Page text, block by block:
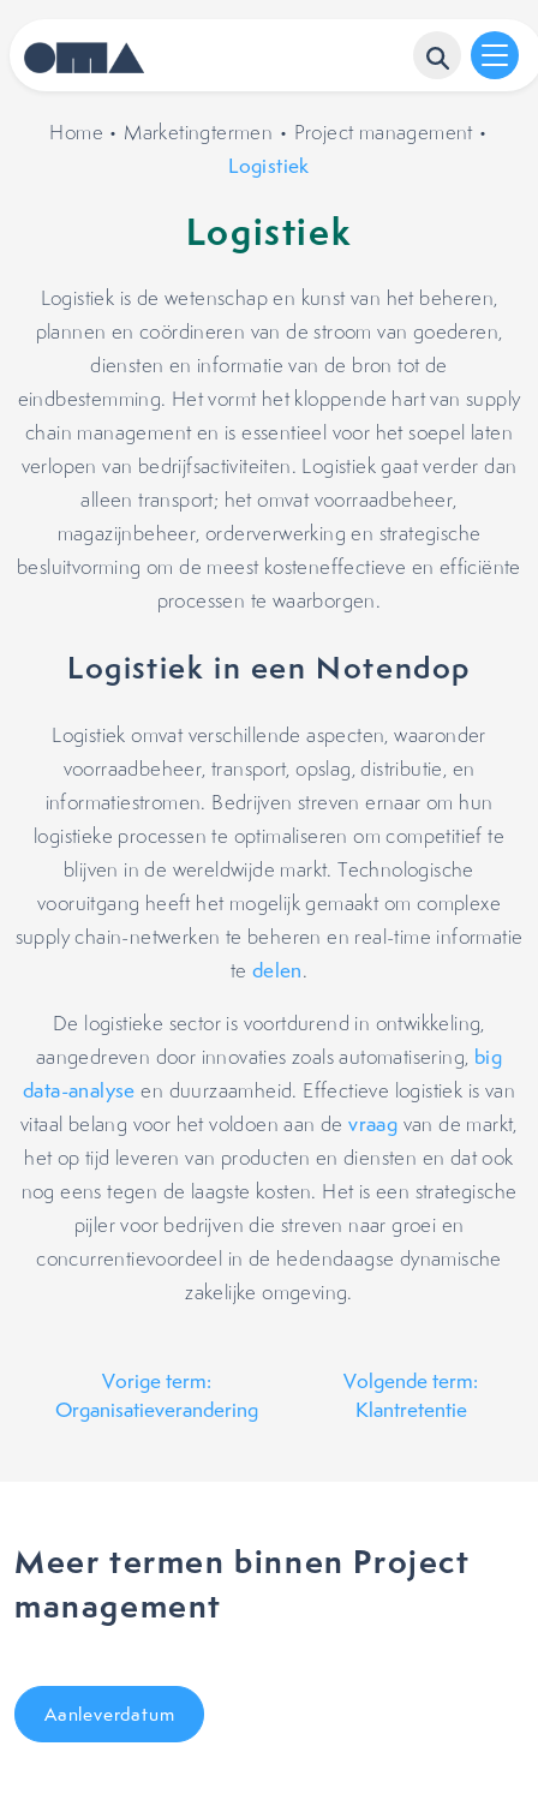
Home • Marketingtermen • Project management•
Logistiek
Logistiek
Logistiek is de wetenschap en kunst van het beheren,
plannen en coördineren van de stroom van goederen,
diensten en informatie van de bron tot de
eindbestemming. Het vormt het kloppende hart van supply
chain management en is essentieel voor het soepel laten
verlopen van bedrijfsactiviteiten. Logistiek gaat verder dan
alleen transport; het omvat voorraadbeheer,
magazijnbeheer, orderverwerking en strategische
besluitvorming om de meest kosteneffectieve en efficiënte
processen te waarborgen.
Logistiek in een Notendop
Logistiek omvat verschillende aspecten, waaronder
voorraadbeheer, transport, opslag, distributie, en
informatiestromen. Bedrijven streven ernaar om hun
logistieke processen te optimaliseren om competitief te
blijven in de wereldwijde markt. Technologische
vooruitgang heeft het mogelijk gemaakt om complexe
supply chain-netwerken te beheren en real-time informatie
te delen.
De logistieke sector is voortdurend in ontwikkeling,
aangedreven door innovaties zoals automatisering, big
data-analyse en duurzaamheid. Effectieve logistiek is van
vitaal belang voor het voldoen aan devraag van de markt,
het op tijd leveren van producten en diensten en dat ook
nog eens tegen de laagste kosten. Het is een strategische
pijler voor bedrijven die streven naar groei en
concurrentievoordeel in de hedendaagse dynamische
zakelijke omgeving.
Vorige term:
Organisatieverandering
Volgende term:
Klantretentie
Meer termen binnen Project
management
Aanleverdatum